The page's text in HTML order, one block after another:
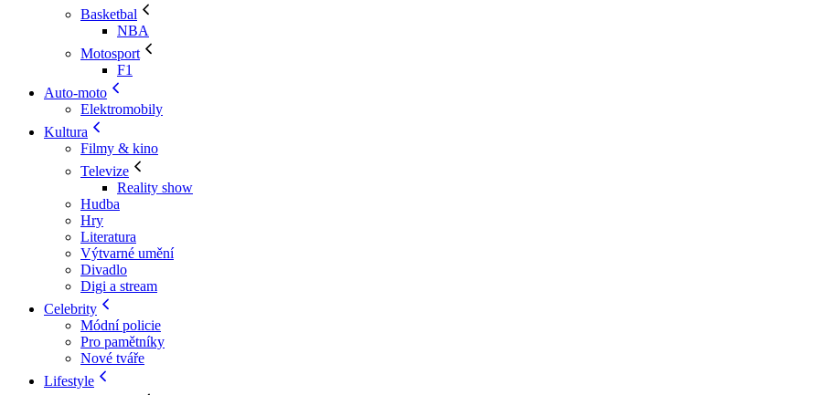
Basketbal
NBA
Motosport
F1
Auto-moto
Elektromobily
Kultura
Filmy & kino
Televize
Reality show
Hudba
Hry
Literatura
Výtvarné umění
Divadlo
Digi a stream
Celebrity
Módní policie
Pro pamětníky
Nové tváře
Lifestyle